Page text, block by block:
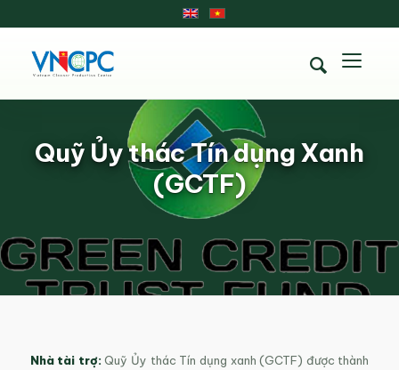
Quỹ Ủy thác Tín dụng Xanh
(GCTF)
Nhà tài trợ:Quỹ Ủy thác Tín dụng xanh (GCTF) được thành